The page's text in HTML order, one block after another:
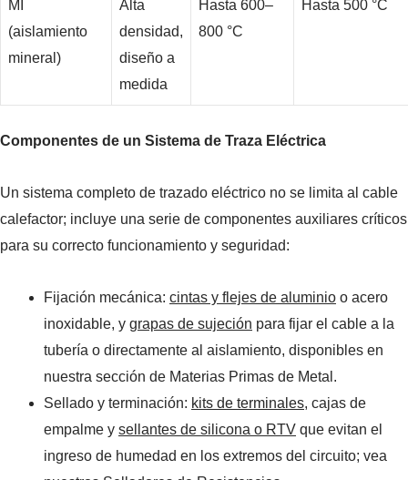
MI
(aislamiento
mineral)
Alta
densidad,
diseño a
medida
Hasta 600–
800 °C
Hasta 500 °C
Componentes de un Sistema de Traza Eléctrica
Un sistema completo de trazado eléctrico no se limita al cable
calefactor; incluye una serie de componentes auxiliares críticos
para su correcto funcionamiento y seguridad:
Fijación mecánica: cintas y flejes de aluminio o acero
inoxidable, y grapas de sujeción para fijar el cable a la
tubería o directamente al aislamiento, disponibles en
nuestra sección de Materias Primas de Metal.
Sellado y terminación: kits de terminales, cajas de
empalme y sellantes de silicona o RTV que evitan el
ingreso de humedad en los extremos del circuito; vea